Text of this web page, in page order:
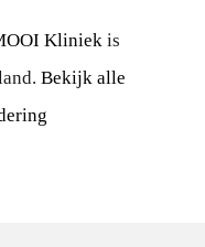
Kliniekis
Bekijk alle